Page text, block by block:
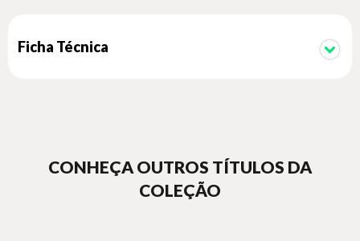
Ficha Técnica
CONHEÇA OUTROS TÍTULOS DA
COLEÇÃO